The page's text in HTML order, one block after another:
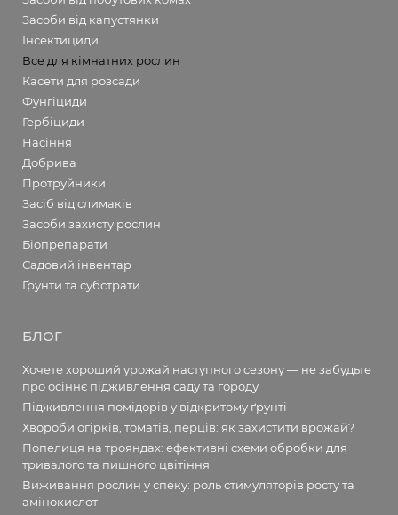
Засоби від капустянки
Інсектициди
Все для кімнатних рослин
Касети для розсади
Фунгіциди
Гербіциди
Насіння
Добрива
Протруйники
Засіб від слимаків
Засоби захисту рослин
Біопрепарати
Садовий інвентар
Ґрунти та субстрати
БЛОГ
Хочете хороший урожай наступного сезону — не забудьте
про осіннє підживлення саду та городу
Підживлення помідорів у відкритому ґрунті
Хвороби огірків, томатів, перців: як захистити врожай?
Попелиця на трояндах: ефективні схеми обробки для
тривалого та пишного цвітіння
Виживання рослин у спеку: роль стимуляторів росту та
амінокислот